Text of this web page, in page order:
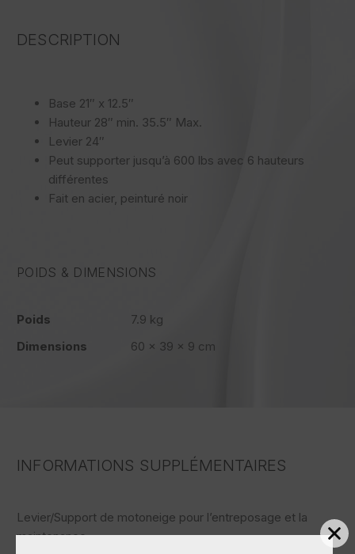
DESCRIPTION
Base 21″ x 12.5″
Hauteur 28″ min. 35.5″ Max.
Levier 24″
Peut supporter jusqu’à 600 lbs avec 6 hauteurs
différentes
Fait en acier, peinturé noir
POIDS & DIMENSIONS
Poids
7.9 kg
Dimensions
60 × 39 × 9 cm
INFORMATIONS SUPPLÉMENTAIRES
Levier/Support de motoneige pour l’entreposage et la
maintenance.